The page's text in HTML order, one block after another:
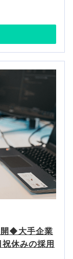
◆大手企業
休みの採用